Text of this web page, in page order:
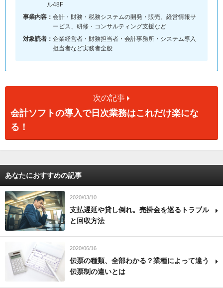
ル48F
事業内容： 会計・財務・税務システムの開発・販売、経営情報サ
ービス、研修・コンサルティング支援など
対象読者： 企業経営者・財務担当者・会計事務所・システム導入
担当者など実務者全般
次の記事
会計ソフトの導入で日次業務はこれだけ楽にな
る！
あなたにおすすめの記事
2020/03/10
支払遅延や貸し倒れ。売掛金を巡るトラブル
と回収方法
2020/06/16
伝票の種類、全部わかる？業種によって違う
伝票制の違いとは